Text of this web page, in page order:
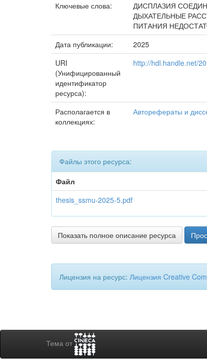
Ключевые слова:
ДИСПЛАЗИЯ
ДЫХАТЕЛЬНЫЕ
ПИТАНИЯ
Дата публикации:
2025
URI
(Унифицированный
идентификатор
ресурса):
http://hdl.handle.net/
Располагается в
коллекциях:
Авторефераты и
Файлы этого ресурса:
Файл
thesis_ssmu-2025-5.pdf
Показать полное описание ресурса
Лицензия на ресурс: Лицензия Creative
Тема от